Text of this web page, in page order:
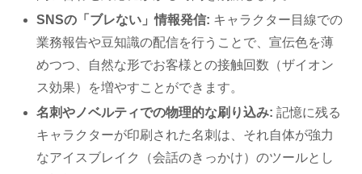
SNSの「ブレない」情報発信: キャラクター目線での
業務報告や豆知識の配信を行うことで、宣伝色を薄
めつつ、自然な形でお客様との接触回数（ザイオン
ス効果）を増やすことができます。
名刺やノベルティでの物理的な刷り込み: 記憶に残る
キャラクターが印刷された名刺は、それ自体が強力
なアイスブレイク（会話のきっかけ）のツールとし